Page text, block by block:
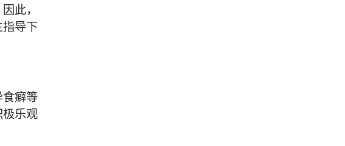
此，
导下
癖等
乐观